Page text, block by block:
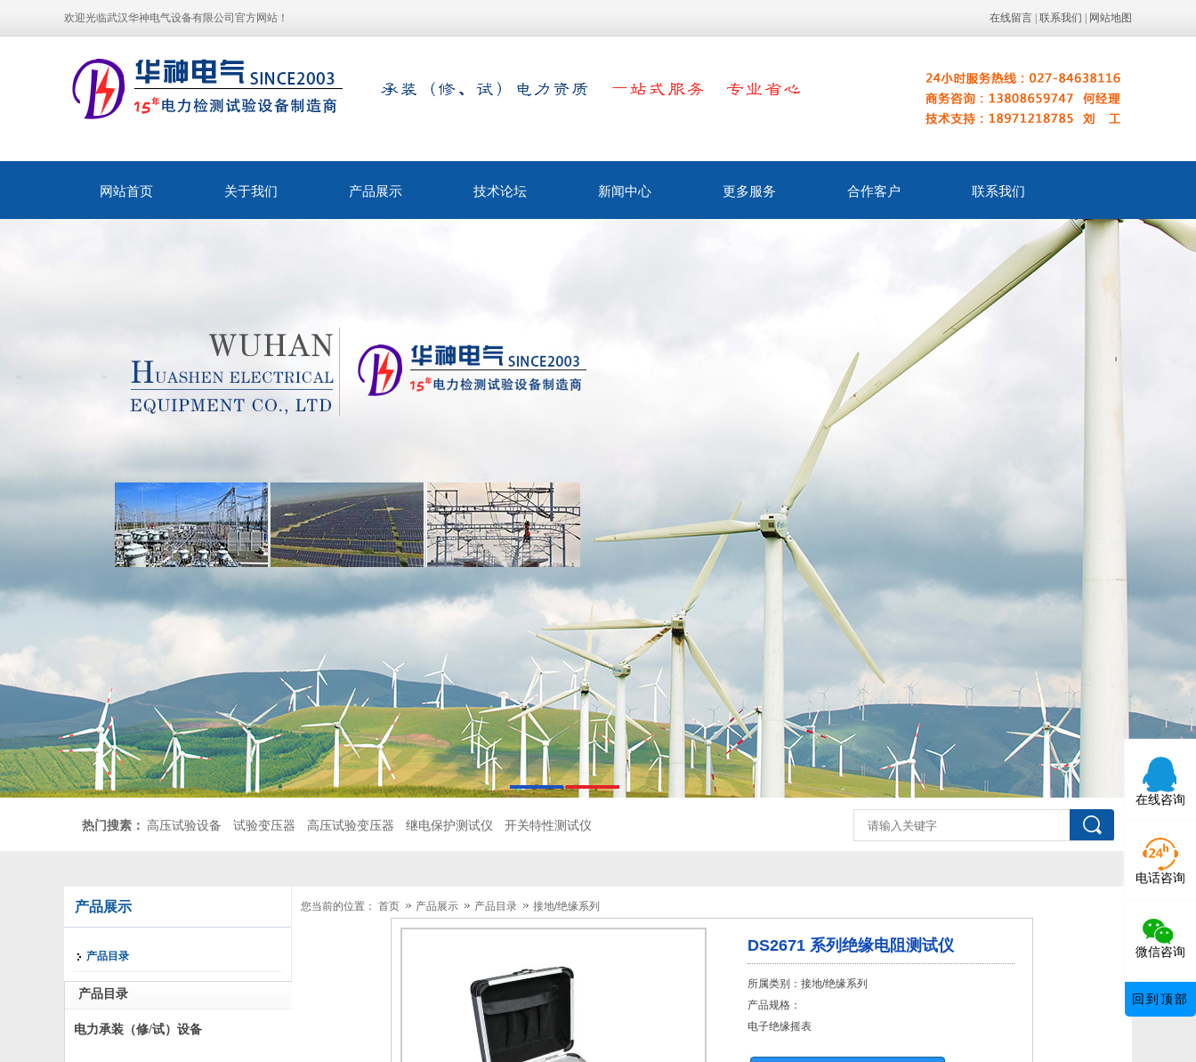
欢迎光临武汉华神电气设备有限公司官方网站！ 在线留言 联系我们 网站地图
网站首页 关于我们 产品展示 技术论坛 新闻中心 更多服务 合作客户 联系我们
热门搜素： 高压试验设备 试验变压器 高压试验变压器 继电保护测试仪 开关特性测试仪
产品展示
产品目录
产品目录
电力承装（修/试）设备
您当前的位置： 首页 产品展示 产品目录 接地/绝缘系列
DS2671 系列绝缘电阻测试仪
所属类别：接地/绝缘系列
产品规格：
电子绝缘摇表
在线咨询
电话咨询
微信咨询
回到顶部